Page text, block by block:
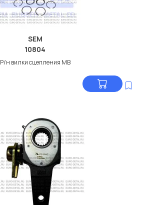
SEM
10804
Р/н вилки сцепления МВ